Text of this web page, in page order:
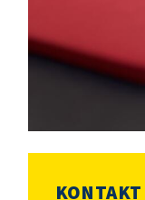
KONTAKT